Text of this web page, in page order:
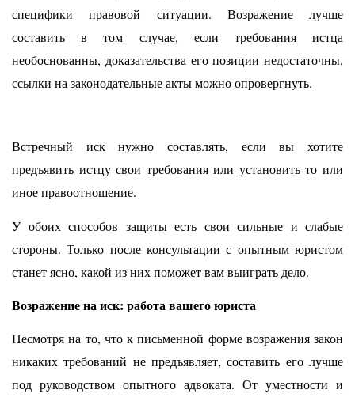
специфики правовой ситуации. Возражение лучше
составить в том случае, если требования истца
необоснованны, доказательства его позиции недостаточны,
ссылки на законодательные акты можно опровергнуть.
Встречный иск нужно составлять, если вы хотите
предъявить истцу свои требования или установить то или
иное правоотношение.
У обоих способов защиты есть свои сильные и слабые
стороны. Только после консультации с опытным юристом
станет ясно, какой из них поможет вам выиграть дело.
Возражение на иск: работа вашего юриста
Несмотря на то, что к письменной форме возражения закон
никаких требований не предъявляет, составить его лучше
под руководством опытного адвоката. От уместности и